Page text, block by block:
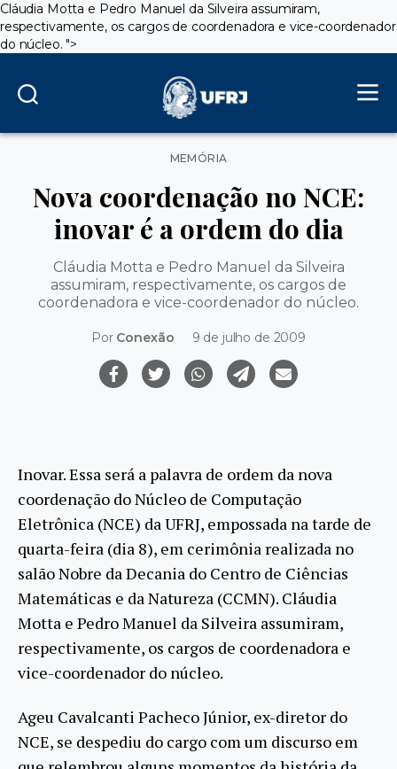
Cláudia Motta e Pedro Manuel da Silveira assumiram,
respectivamente, os cargos de coordenadora e vice-coordenador
do núcleo. ">
Categorias
MEMÓRIA
Nova coordenação no NCE:
inovar é a ordem do dia
Cláudia Motta e Pedro Manuel da Silveira
assumiram, respectivamente, os cargos de
coordenadora e vice-coordenador do núcleo.
Por Conexão 9 de julho de 2009
Inovar. Essa será a palavra de ordem da nova
coordenação do Núcleo de Computação
Eletrônica (NCE) da UFRJ, empossada na tarde de
quarta-feira (dia 8), em cerimônia realizada no
salão Nobre da Decania do Centro de Ciências
Matemáticas e da Natureza (CCMN). Cláudia
Motta e Pedro Manuel da Silveira assumiram,
respectivamente, os cargos de coordenadora e
vice-coordenador do núcleo.
Ageu Cavalcanti Pacheco Júnior, ex-diretor do
NCE, se despediu do cargo com um discurso em